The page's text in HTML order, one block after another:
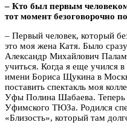
– Кто был первым
тот момент безоговорочно
– Первый человек, который
это моя жена Катя. Было
Александр Михайлович
учиться. Когда я еще учился
имени Бориса Щукина в
поставить спектакль моя
Уфы Полина Шабаева. Теперь
Уфимского ТЮЗа. Родился
«Близость», который там